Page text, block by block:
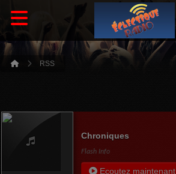
RSS
Chroniques
Flash Info
Ecoutez maintenant